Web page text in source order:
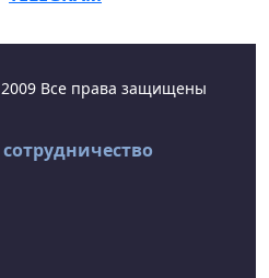
Все права защищены